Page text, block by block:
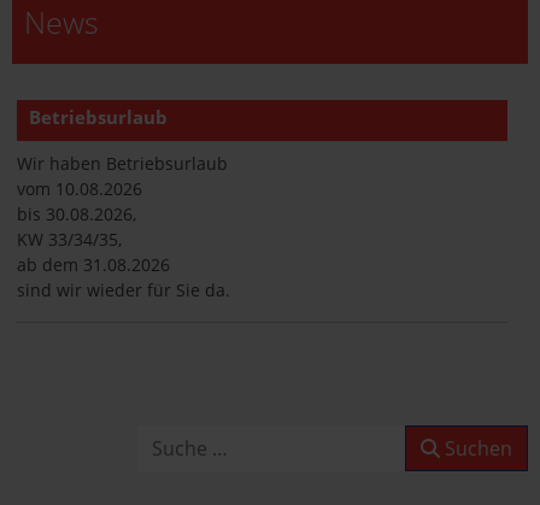
News
Betriebsurlaub
Wir haben Betriebsurlaub
vom 10.08.2026
bis 30.08.2026,
KW 33/34/35,
ab dem 31.08.2026
sind wir wieder für Sie da.
Suchen Suchen